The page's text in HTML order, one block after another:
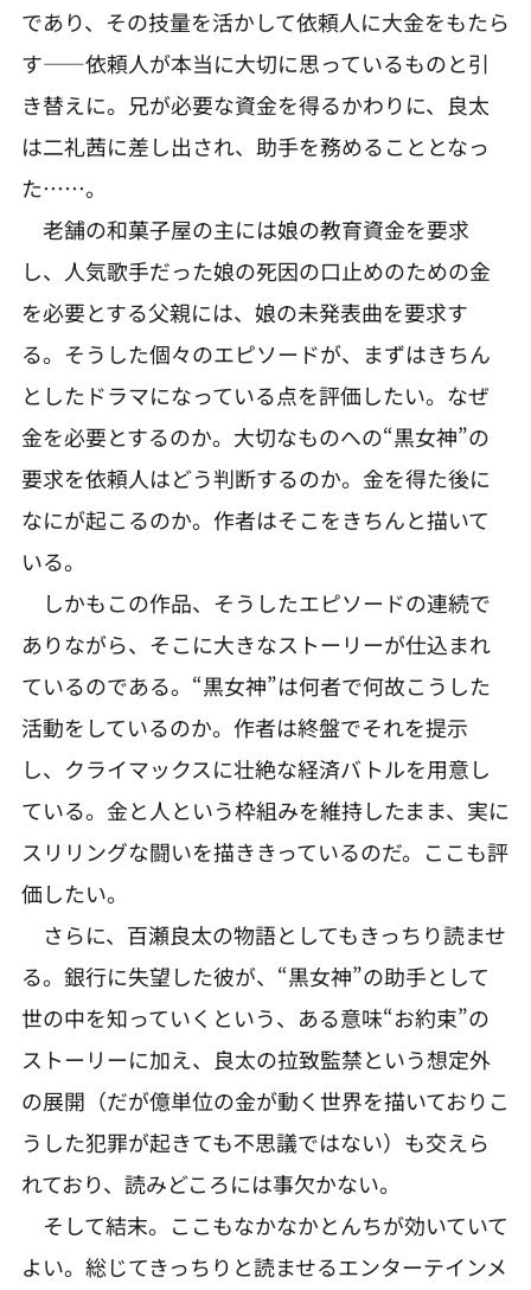
であり、その技量を活かして依頼人に大金をもたら
す――依頼人が本当に大切に思っているものと引
き替えに。兄が必要な資金を得るかわりに、良太
は二礼茜に差し出され、助手を務めることとなっ
た……。
老舗の和菓子屋の主には娘の教育資金を要求
し、人気歌手だった娘の死因の口止めのための金
を必要とする父親には、娘の未発表曲を要求す
る。そうした個々のエピソードが、まずはきちん
としたドラマになっている点を評価したい。なぜ
金を必要とするのか。大切なものへの“黒女神”の
要求を依頼人はどう判断するのか。金を得た後に
なにが起こるのか。作者はそこをきちんと描いて
いる。
しかもこの作品、そうしたエピソードの連続で
ありながら、そこに大きなストーリーが仕込まれ
ているのである。“黒女神”は何者で何故こうした
活動をしているのか。作者は終盤でそれを提示
し、クライマックスに壮絶な経済バトルを用意し
ている。金と人という枠組みを維持したまま、実に
スリリングな闘いを描ききっているのだ。ここも評
価したい。
さらに、百瀬良太の物語としてもきっちり読ませ
る。銀行に失望した彼が、“黒女神”の助手として
世の中を知っていくという、ある意味“お約束”の
ストーリーに加え、良太の拉致監禁という想定外
の展開（だが億単位の金が動く世界を描いておりこ
うした犯罪が起きても不思議ではない）も交えら
れており、読みどころには事欠かない。
そして結末。ここもなかなかとんちが効いていて
よい。総じてきっちりと読ませるエンターテインメ